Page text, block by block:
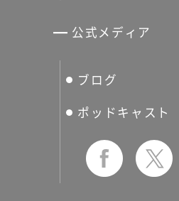
分館スケジュール
せたおん
友の会
公式メディア
ブログ
ポッドキャスト